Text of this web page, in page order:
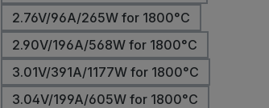
2.76V/96A/265W for 1800°C
2.90V/196A/568W for 1800°C
3.01V/391A/1177W for 1800°C
3.04V/199A/605W for 1800°C